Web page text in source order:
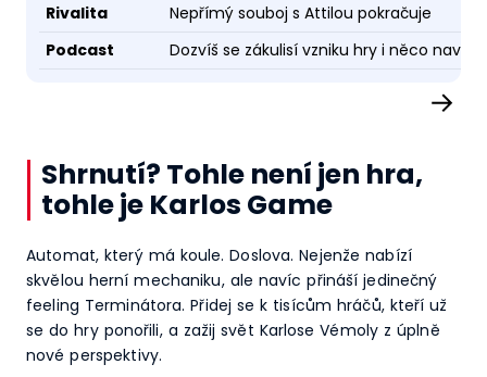
Rivalita
Nepřímý souboj s Attilou pokračuje
Podcast
Dozvíš se zákulisí vzniku hry i něco navíc
→
Shrnutí? Tohle není jen hra,
tohle je Karlos Game
Automat, který má koule. Doslova. Nejenže nabízí
skvělou herní mechaniku, ale navíc přináší jedinečný
feeling Terminátora. Přidej se k tisícům hráčů, kteří už
se do hry ponořili, a zažij svět Karlose Vémoly z úplně
nové perspektivy.